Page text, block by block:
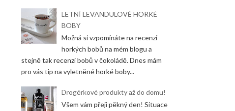
LETNÍ LEVANDULOVÉ HORKÉ
BOBY
Možná si vzpomínáte na recenzi
horkých bobů na mém blogu a
stejně tak recenzi bobů v čokoládě. Dnes mám
pro vás tip na vyletněné horké boby...
Drogérkové produkty až do domu!
Všem vám přeji pěkný den! Situace